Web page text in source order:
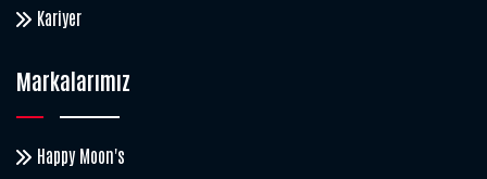
Kariyer
Markalarımız
Happy Moon's